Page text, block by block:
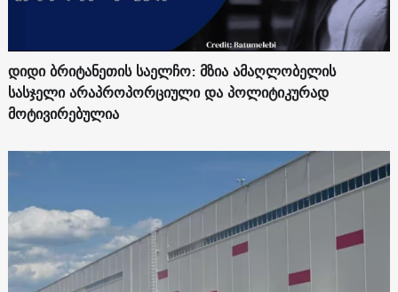
დიდი ბრიტანეთის საელჩო: მზია ამაღლობელის
სასჯელი არაპროპორციული და პოლიტიკურად
მოტივირებულია